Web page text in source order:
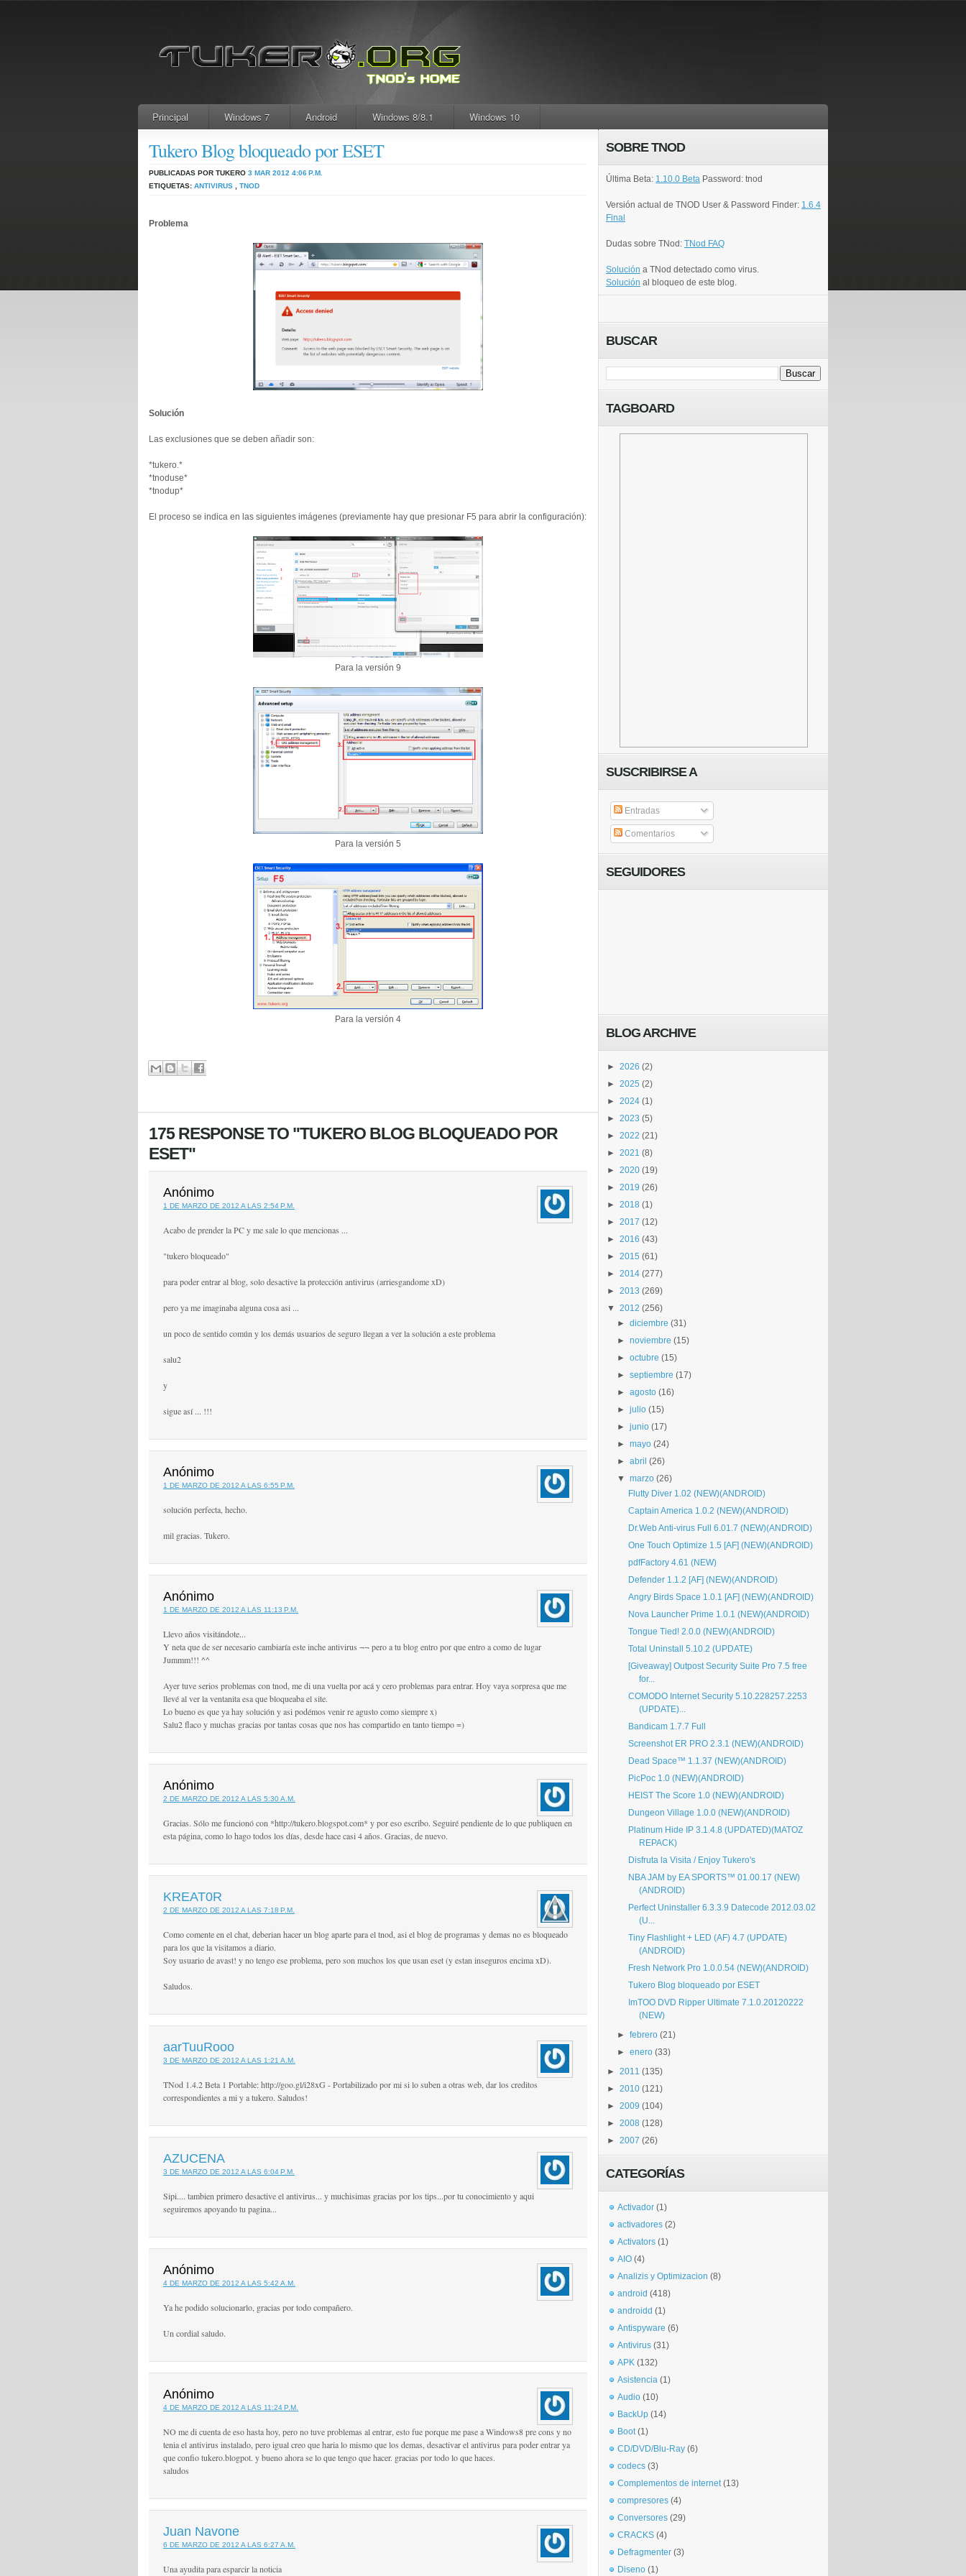
Principal Windows 7 Android Windows 8/8.1 Windows 10
Tukero Blog bloqueado por ESET
PUBLICADAS POR TUKERO 3 MAR 2012 4:06 P.M.
ETIQUETAS: ANTIVIRUS TNOD
Problema
Solución
Las exclusiones que se deben añadir son:
*tukero.*
*tnoduse*
*tnodup*
El proceso se indica en las siguientes imágenes (previamente hay que presionar F5 para abrir la configuración):
Para la versión 9
Para la versión 5
Para la versión 4
175 RESPONSE TO "TUKERO BLOG BLOQUEADO POR
ESET"
Anónimo
1 DE MARZO DE 2012 A LAS 2:54 P.M.
Acabo de prender la PC y me sale lo que mencionas ...
"tukero bloqueado"
para poder entrar al blog, solo desactive la protección antivirus (arriesgandome xD)
pero ya me imaginaba alguna cosa asi ...
un poco de sentido común y los demás usuarios de seguro llegan a ver la solución a este problema
salu2
y
sigue así ... !!!
Anónimo
1 DE MARZO DE 2012 A LAS 6:55 P.M.
solución perfecta, hecho.
mil gracias. Tukero.
Anónimo
1 DE MARZO DE 2012 A LAS 11:13 P.M.
Llevo años visitándote...
Y neta que de ser necesario cambiaría este inche antivirus ¬¬ pero a tu blog entro por que entro a como de lugar
Jummm!!! ^^
Ayer tuve serios problemas con tnod, me di una vuelta por acá y cero problemas para entrar. Hoy vaya sorpresa que me
llevé al ver la ventanita esa que bloqueaba el site.
Lo bueno es que ya hay solución y asi podémos venir re agusto como siempre x)
Salu2 flaco y muchas gracias por tantas cosas que nos has compartido en tanto tiempo =)
Anónimo
2 DE MARZO DE 2012 A LAS 5:30 A.M.
Gracias. Sólo me funcionó con *http://tukero.blogspot.com* y por eso escribo. Seguiré pendiente de lo que publiquen en
esta página, como lo hago todos los días, desde hace casi 4 años. Gracias, de nuevo.
KREAT0R
2 DE MARZO DE 2012 A LAS 7:18 P.M.
Como comente en el chat, deberian hacer un blog aparte para el tnod, asi el blog de programas y demas no es bloqueado
para los que la visitamos a diario.
Soy usuario de avast! y no tengo ese problema, pero son muchos los que usan eset (y estan inseguros encima xD).
Saludos.
aarTuuRooo
3 DE MARZO DE 2012 A LAS 1:21 A.M.
TNod 1.4.2 Beta 1 Portable: http://goo.gl/i28xG - Portabilizado por mi si lo suben a otras web, dar los creditos
correspondientes a mi y a tukero. Saludos!
AZUCENA
3 DE MARZO DE 2012 A LAS 6:04 P.M.
Sipi.... tambien primero desactive el antivirus... y muchisimas gracias por los tips...por tu conocimiento y aqui
seguiremos apoyando tu pagina...
Anónimo
4 DE MARZO DE 2012 A LAS 5:42 A.M.
Ya he podido solucionarlo, gracias por todo compañero.
Un cordial saludo.
Anónimo
4 DE MARZO DE 2012 A LAS 11:24 P.M.
NO me di cuenta de eso hasta hoy, pero no tuve problemas al entrar, esto fue porque me pase a Windows8 pre cons y no
tenia el antivirus instalado, pero igual creo que haria lo mismo que los demas, desactivar el antivirus para poder entrar ya
que confio tukero.blogpot. y bueno ahora se lo que tengo que hacer. gracias por todo lo que haces.
saludos
Juan Navone
6 DE MARZO DE 2012 A LAS 6:27 A.M.
Una ayudita para esparcir la noticia
SOBRE TNOD
Última Beta: 1.10.0 Beta Password: tnod
Versión actual de TNOD User & Password Finder: 1.6.4
Final
Dudas sobre TNod: TNod FAQ
Solución a TNod detectado como virus.
Solución al bloqueo de este blog.
BUSCAR
TAGBOARD
SUSCRIBIRSE A
Entradas
Comentarios
SEGUIDORES
BLOG ARCHIVE
► 2026 (2)
► 2025 (2)
► 2024 (1)
► 2023 (5)
► 2022 (21)
► 2021 (8)
► 2020 (19)
► 2019 (26)
► 2018 (1)
► 2017 (12)
► 2016 (43)
► 2015 (61)
► 2014 (277)
► 2013 (269)
▼ 2012 (256)
►diciembre (31)
►noviembre (15)
►octubre (15)
►septiembre (17)
►agosto (16)
►julio (15)
►junio (17)
►mayo (24)
►abril (26)
▼marzo (26)
Flutty Diver 1.02 (NEW)(ANDROID)
Captain America 1.0.2 (NEW)(ANDROID)
Dr.Web Anti-virus Full 6.01.7 (NEW)(ANDROID)
One Touch Optimize 1.5 [AF] (NEW)(ANDROID)
pdfFactory 4.61 (NEW)
Defender 1.1.2 [AF] (NEW)(ANDROID)
Angry Birds Space 1.0.1 [AF] (NEW)(ANDROID)
Nova Launcher Prime 1.0.1 (NEW)(ANDROID)
Tongue Tied! 2.0.0 (NEW)(ANDROID)
Total Uninstall 5.10.2 (UPDATE)
[Giveaway] Outpost Security Suite Pro 7.5 free
for...
COMODO Internet Security 5.10.228257.2253
(UPDATE)...
Bandicam 1.7.7 Full
Screenshot ER PRO 2.3.1 (NEW)(ANDROID)
Dead Space™ 1.1.37 (NEW)(ANDROID)
PicPoc 1.0 (NEW)(ANDROID)
HEIST The Score 1.0 (NEW)(ANDROID)
Dungeon Village 1.0.0 (NEW)(ANDROID)
Platinum Hide IP 3.1.4.8 (UPDATED)(MATOZ
REPACK)
Disfruta la Visita / Enjoy Tukero's
NBA JAM by EA SPORTS™ 01.00.17 (NEW)
(ANDROID)
Perfect Uninstaller 6.3.3.9 Datecode 2012.03.02
(U...
Tiny Flashlight + LED (AF) 4.7 (UPDATE)
(ANDROID)
Fresh Network Pro 1.0.0.54 (NEW)(ANDROID)
Tukero Blog bloqueado por ESET
ImTOO DVD Ripper Ultimate 7.1.0.20120222
(NEW)
►febrero (21)
►enero (33)
► 2011 (135)
► 2010 (121)
► 2009 (104)
► 2008 (128)
► 2007 (26)
CATEGORÍAS
Activador (1)
activadores (2)
Activators (1)
AIO (4)
Analizis y Optimizacion (8)
android (418)
androidd (1)
Antispyware (6)
Antivirus (31)
APK (132)
Asistencia (1)
Audio (10)
BackUp (14)
Boot (1)
CD/DVD/Blu-Ray (6)
codecs (3)
Complementos de internet (13)
compresores (4)
Conversores (29)
CRACKS (4)
Defragmenter (3)
Diseno (1)